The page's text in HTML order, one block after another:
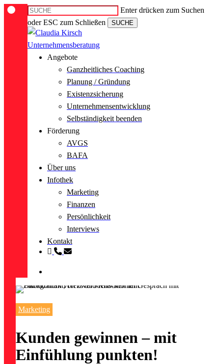
main
content
Enter drücken zum Suchen
oder ESC zum Schließen
SUCHE
Close
Search
Menu
Angebote
Ganzheitliches Coaching
Planung / Gründung
Existenzsicherung
Unternehmensentwicklung
Selbständigkeit beenden
Förderung
AVGS
BAFA
Über uns
Infothek
Marketing
Finanzen
Persönlichkeit
Interviews
Kontakt
linkedin
phone
email
Marketing
Kunden gewinnen – mit
Einfühlung punkten!